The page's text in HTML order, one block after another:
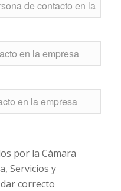
por la Cámara
Servicios y
correcto